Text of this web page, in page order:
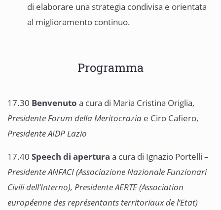
di elaborare una strategia condivisa e orientata
al miglioramento continuo.
Programma
17.30 Benvenuto a cura di Maria Cristina Origlia,
Presidente Forum della Meritocrazia e Ciro Cafiero,
Presidente AIDP Lazio
17.40 Speech di apertura a cura di Ignazio Portelli –
Presidente ANFACI (Associazione Nazionale Funzionari
Civili dell’Interno), Presidente AERTE (Association
européenne des représentants territoriaux de l’Etat)